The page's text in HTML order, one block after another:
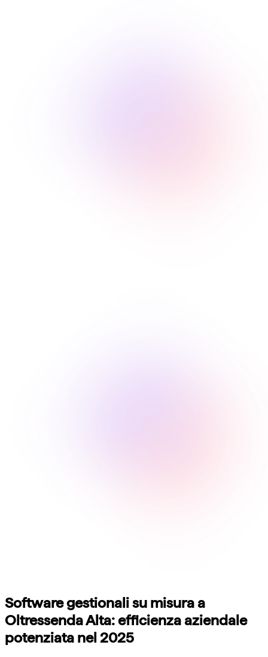
Software gestionali su misura a
Oltressenda Alta: efficienza aziendale
potenziata nel 2025